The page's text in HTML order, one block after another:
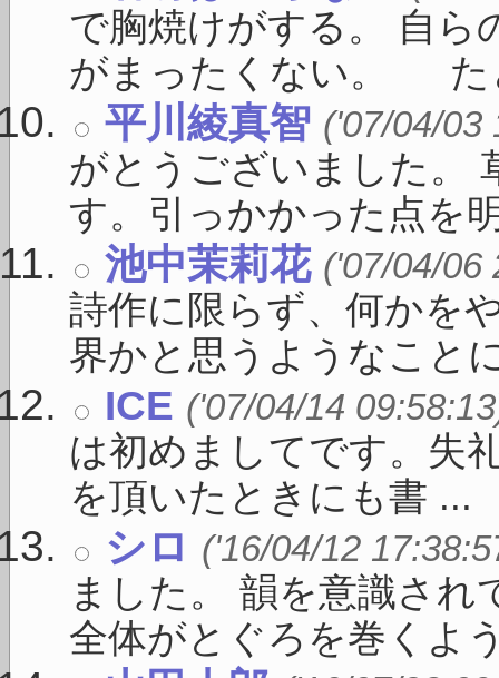
で胸焼けがする。 自ら
がまったくない。 た
平川綾真智 ('07/04/03
がとうございました。
す。引っかかった点を
池中茉莉花 ('07/04/06
詩作に限らず、何かを
界かと思うようなこと
ICE ('07/04/14
は初めましてです。失
を頂いたときにも書 ...
シロ ('16/04/12
ました。 韻を意識さ
全体がとぐろを巻くよ